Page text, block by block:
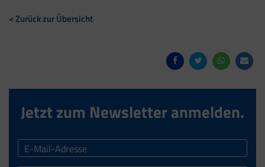
< Zurück zur Übersicht
Jetzt zum Newsletter anmelden.